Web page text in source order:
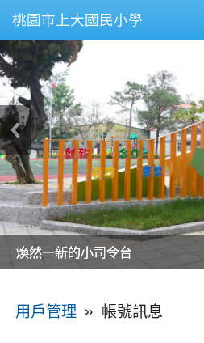
桃園市上大國民小學
美麗的操場是我們活力的來源
美麗的操場是我們活力的來源
煥然一新的小司令台
煥然一新的小司令台
富含桃園埤塘田園風光意象的中廊
富含桃園埤塘田園風光意象的中廊
嶄新的中庭廣場
嶄新的中庭廣場
水生池生生不息
水生池生生不息
用戶管理 » 帳號訊息